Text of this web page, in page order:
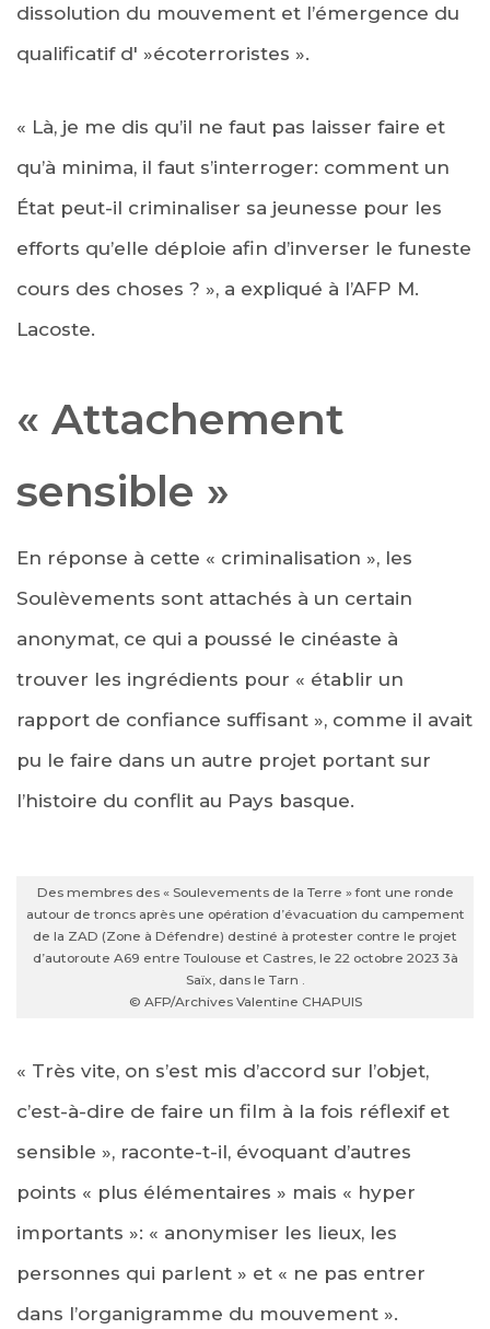
dissolution du mouvement et l’émergence du
qualificatif d' »écoterroristes ».
« Là, je me dis qu’il ne faut pas laisser faire et
qu’à minima, il faut s’interroger: comment un
État peut-il criminaliser sa jeunesse pour les
efforts qu’elle déploie afin d’inverser le funeste
cours des choses ? », a expliqué à l’AFP M.
Lacoste.
« Attachement
sensible »
En réponse à cette « criminalisation », les
Soulèvements sont attachés à un certain
anonymat, ce qui a poussé le cinéaste à
trouver les ingrédients pour « établir un
rapport de confiance suffisant », comme il avait
pu le faire dans un autre projet portant sur
l’histoire du conflit au Pays basque.
Des membres des « Soulevements de la Terre » font une ronde
autour de troncs après une opération d’évacuation du campement
de la ZAD (Zone à Défendre) destiné à protester contre le projet
d’autoroute A69 entre Toulouse et Castres, le 22 octobre 2023 3à
Saïx, dans le Tarn .
© AFP/Archives Valentine CHAPUIS
« Très vite, on s’est mis d’accord sur l’objet,
c’est-à-dire de faire un film à la fois réflexif et
sensible », raconte-t-il, évoquant d’autres
points « plus élémentaires » mais « hyper
importants »: « anonymiser les lieux, les
personnes qui parlent » et « ne pas entrer
dans l’organigramme du mouvement ».